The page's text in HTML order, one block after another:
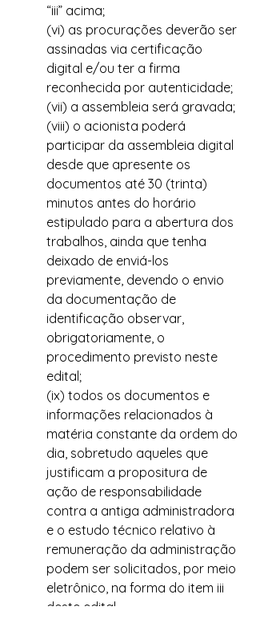
“iii” acima;
(vi) as procurações deverão ser
assinadas via certificação
digital e/ou ter a firma
reconhecida por autenticidade;
(vii) a assembleia será gravada;
(viii) o acionista poderá
participar da assembleia digital
desde que apresente os
documentos até 30 (trinta)
minutos antes do horário
estipulado para a abertura dos
trabalhos, ainda que tenha
deixado de enviá-los
previamente, devendo o envio
da documentação de
identificação observar,
obrigatoriamente, o
procedimento previsto neste
edital;
(ix) todos os documentos e
informações relacionados à
matéria constante da ordem do
dia, sobretudo aqueles que
justificam a propositura de
ação de responsabilidade
contra a antiga administradora
e o estudo técnico relativo à
remuneração da administração
podem ser solicitados, por meio
eletrônico, na forma do item iii
deste edital.